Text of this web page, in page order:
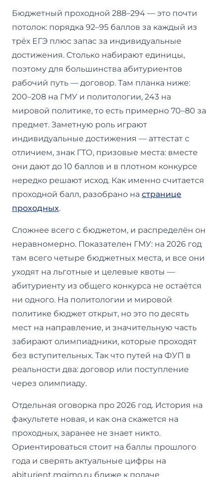
Бюджетный проходной 288–294 — это почти
потолок: порядка 92–95 баллов за каждый из
трёх ЕГЭ плюс запас за индивидуальные
достижения. Столько набирают единицы,
поэтому для большинства абитуриентов
рабочий путь — договор. Там планка ниже:
200–208 на ГМУ и политологии, 243 на
мировой политике, то есть примерно 70–80 за
предмет. Заметную роль играют
индивидуальные достижения — аттестат с
отличием, знак ГТО, призовые места: вместе
они дают до 10 баллов и в плотном конкурсе
нередко решают исход. Как именно считается
проходной балл, разобрано на странице
проходных.
Сложнее всего с бюджетом, и распределён он
неравномерно. Показателен ГМУ: на 2026 год
там всего четыре бюджетных места, и все они
уходят на льготные и целевые квоты —
абитуриенту из общего конкурса не остаётся
ни одного. На политологии и мировой
политике бюджет открыт, но это по десять
мест на направление, и значительную часть
забирают олимпиадники, которые проходят
без вступительных. Так что путей на ФУП в
реальности два: договор или поступление
через олимпиаду.
Отдельная оговорка про 2026 год. История на
факультете новая, и как она скажется на
проходных, заранее не знает никто.
Ориентироваться стоит на баллы прошлого
года и сверять актуальные цифры на
abiturient.mgimo.ru ближе к подаче